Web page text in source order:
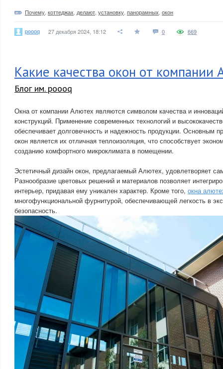
Почему коттеджах делают установку панорамных окон
poooq 27 декабря 2024, 18:12 0 669
Какие качества окон от компании
Блог им. poooq
Окна от компании Алютех являются символом качества и
конструкций. Применение современных технологий и
обеспечивает долговечность и надежность продукции. Основным
окон является их отличная теплоизоляция, что способствует
созданию комфортного микроклимата в помещении.
Эстетичный дизайн окон, предлагаемый Алютех, удовлетворяет
Разнообразие цветовых решений и материалов позволяет
интерьер, придавая ему уникален характер. Кроме того, окна
многофункциональной фурнитурой, обеспечивающей легкость в
безопасность.